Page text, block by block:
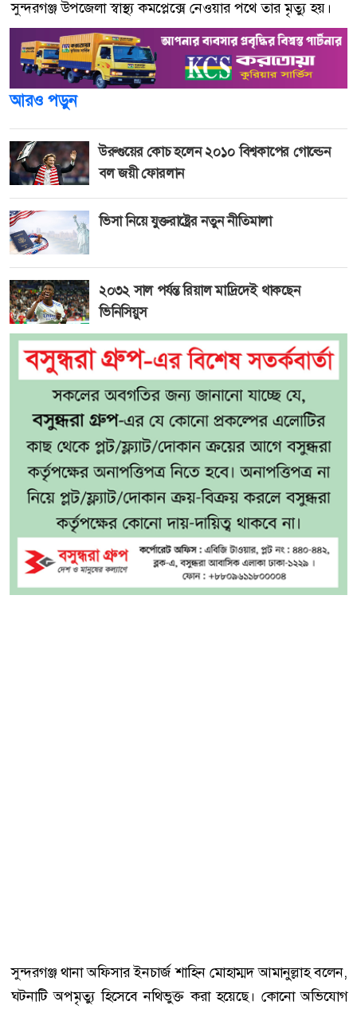
সুন্দরগঞ্জ উপজেলা স্বাস্থ্য কমপ্লেক্সে নেওয়ার পথে তার মৃত্যু হয়।
আরও পড়ুন
উরুগুয়ের কোচ হলেন ২০১০ বিশ্বকাপের গোল্ডেন
বল জয়ী ফোরলান
ভিসা নিয়ে যুক্তরাষ্ট্রের নতুন নীতিমালা
২০৩২ সাল পর্যন্ত রিয়াল মাদ্রিদেই থাকছেন
ভিনিসিয়ুস
সুন্দরগঞ্জ থানা অফিসার ইনচার্জ শাহিন মোহাম্মদ আমানুল্লাহ বলেন,
ঘটনাটি অপমৃত্যু হিসেবে নথিভুক্ত করা হয়েছে। কোনো অভিযোগ